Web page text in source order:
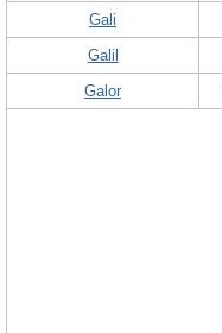
Gali
Galil
Galor